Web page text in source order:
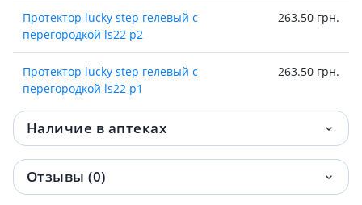
Протектор lucky step гелевый с
перегородкой ls22 р2
263.50 грн.
Протектор lucky step гелевый с
перегородкой ls22 р1
263.50 грн.
Подпяточник lucky step ls04 с бортами
(пара) р2
402.40 грн.
Бандаж-шина ls77 д/отвед больш пальца
стопы прав черн
667 грн.
Наличие в аптеках
Отзывы (0)